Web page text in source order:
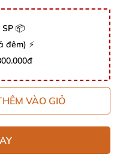
📦
đêm) ⚡
VÀO GIỎ